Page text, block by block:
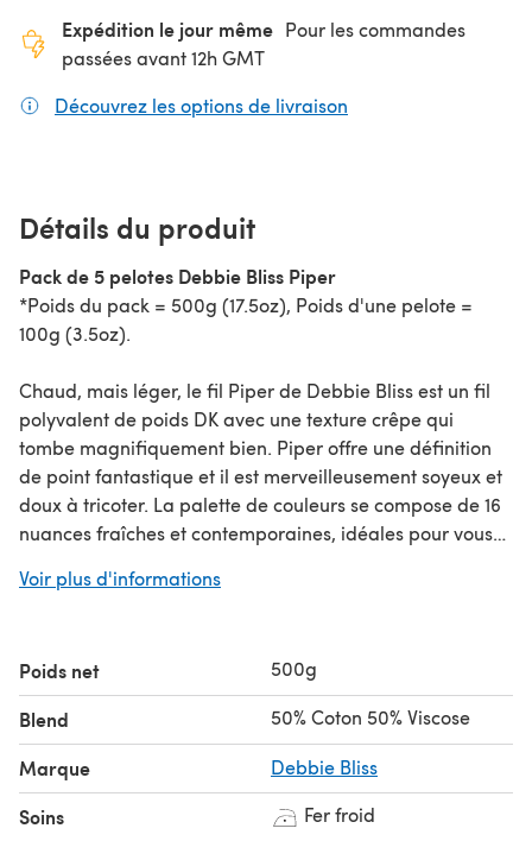
Expédition le jour même Pour les commandes
passées avant 12h GMT
Découvrez les options de livraison
Détails du produit
Pack de 5 pelotes Debbie Bliss Piper
*Poids du pack = 500g (17.5oz), Poids d'une pelote =
100g (3.5oz).
Chaud, mais léger, le fil Piper de Debbie Bliss est un fil
polyvalent de poids DK avec une texture crêpe qui
tombe magnifiquement bien. Piper offre une définition
de point fantastique et il est merveilleusement soyeux et
doux à tricoter. La palette de couleurs se compose de 16
nuances fraîches et contemporaines, idéales pour vous
Voir plus d'informations
Poids net 500g
Blend 50% Coton 50% Viscose
Marque Debbie Bliss
Soins
Fer froid